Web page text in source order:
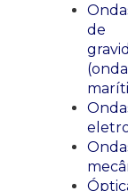
de